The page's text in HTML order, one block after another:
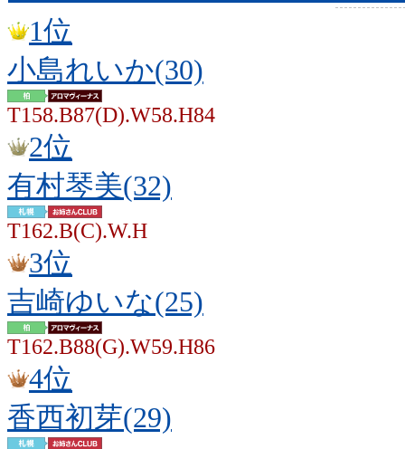
1位
小島れいか(30)
T158.B87(D).W58.H84
2位
有村琴美(32)
T162.B(C).W.H
3位
吉崎ゆいな(25)
T162.B88(G).W59.H86
4位
香西初芽(29)